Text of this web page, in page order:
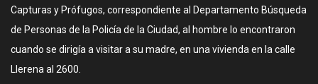
Capturas y Prófugos, correspondiente al Departamento Búsqueda
de Personas de la Policía de la Ciudad, al hombre lo encontraron
cuando se dirigía a visitar a su madre, en una vivienda en la calle
Llerena al 2600.